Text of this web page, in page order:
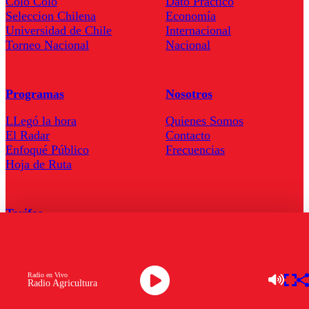
Radio Agricultura
Radio en Vivo
Seleccion Chilena
Universidad de Chile
Torneo Nacional
Economía
Internacional
Nacional
Programas
LLegó la hora
El Radar
Enfoqué Público
Hoja de Ruta
Nosotros
Quienes Somos
Contacto
Frecuencias
Tarifas